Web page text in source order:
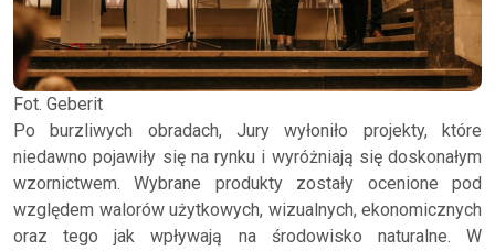
Fot. Geberit
Po burzliwych obradach, Jury wyłoniło projekty, które
niedawno pojawiły się na rynku i wyróżniają się doskonałym
wzornictwem. Wybrane produkty zostały ocenione pod
względem walorów użytkowych, wizualnych, ekonomicznych
oraz tego jak wpływają na środowisko naturalne. W